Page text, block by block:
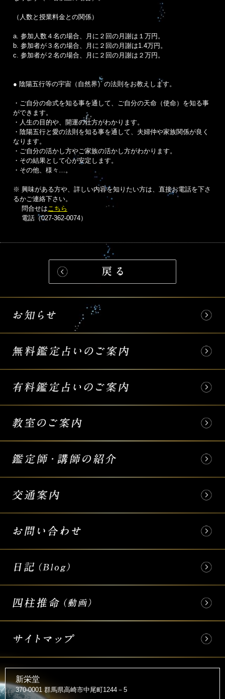
（人数と授業料金との関係）
a. 参加人数４名の場合、月に２回の月謝は１万円。
b. 参加者が３名の場合、月に２回の月謝は1.4万円。
c. 参加者が２名の場合、月に２回の月謝は２万円。
● 陰陽五行等の宇宙（自然界）の法則をお教えします。
・ご自分の命式を知る事を通して、ご自分の天命（使命）を知る事
ができます。
・人生の目的や、開運の仕方がわかります。
・陰陽五行と愛の法則を知る事を通して、夫婦仲や家族関係が良く
なります。
・ご自分の活かし方やご家族の活かし方がわかります。
・その結果として心が安定します。
・その他、様々…。
※ 興味がある方や、詳しい内容を知りたい方は、直接お電話を下さ
るかご連絡下さい。
問合せはこちら
電話（027-362-0074）
新栄堂
370-0001 群馬県高崎市中尾町1244－5